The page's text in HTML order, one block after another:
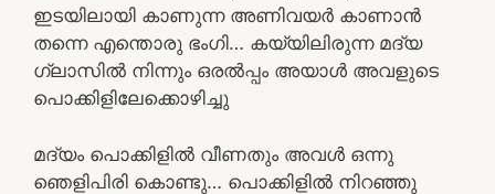
ഇടയിലായി കാണുന്ന അണിവയർ കാണാൻ
തന്നെ എന്തൊരു ഭംഗി… കയ്യിലിരുന്ന മദ്യ
ഗ്ലാസിൽ നിന്നും ഒരൽപ്പം അയാൾ അവളുടെ
പൊക്കിളിലേക്കൊഴിച്ചു
മദ്യം പൊക്കിളിൽ വീണതും അവൾ ഒന്നു
ഞെളിപിരി കൊണ്ടു… പൊക്കിളിൽ നിറഞ്ഞു